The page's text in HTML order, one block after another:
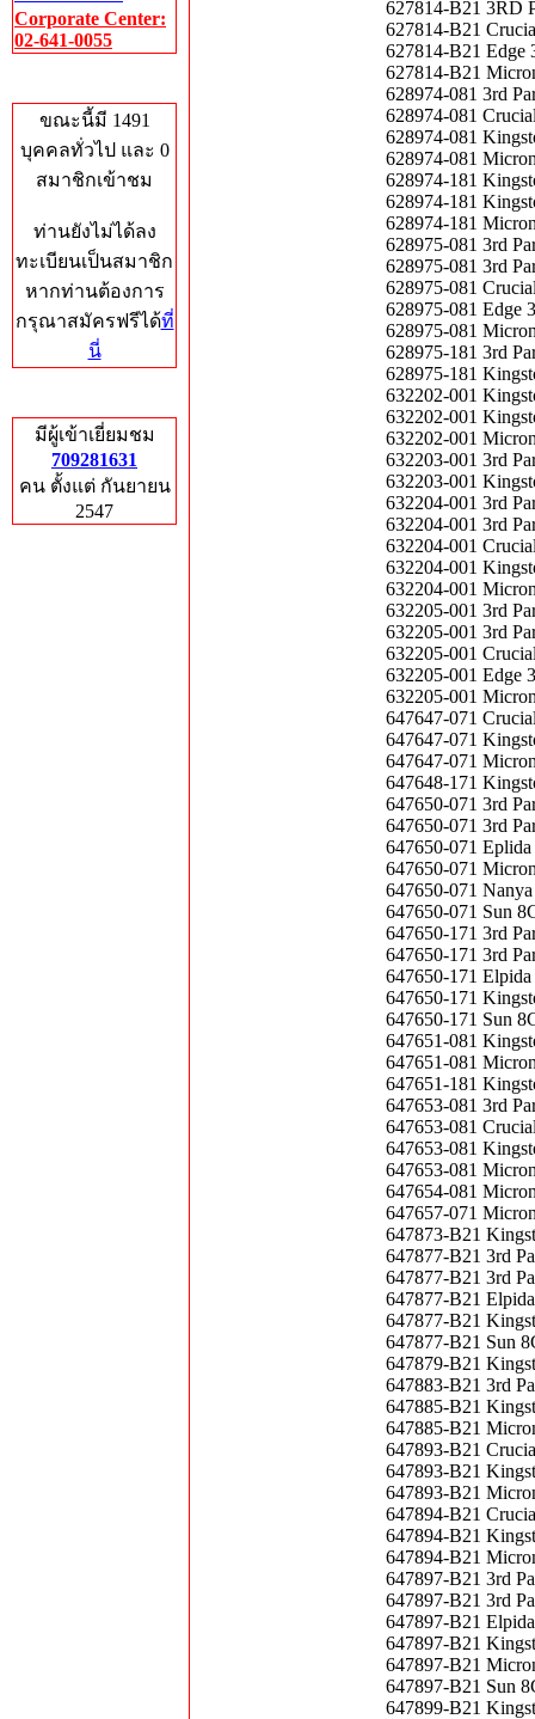
Corporate Center:
02-641-0055
ขณะนี้มี 1491
บุคคลทั่วไป และ 0
สมาชิกเข้าชม
ท่านยังไม่ได้ลง
ทะเบียนเป็นสมาชิก
หากท่านต้องการ
กรุณาสมัครฟรีได้ที่
นี่
มีผู้เข้าเยี่ยมชม
709281631
คน ตั้งแต่ กันยายน
2547
627814-B21 3RD
627814-B21
627814-B21 Edge
627814-B21
628974-081 3rd
628974-081
628974-081
628974-081
628974-181
628974-181
628974-181
628975-081 3rd
628975-081 3rd
628975-081
628975-081 Edge
628975-081
628975-181 3rd
628975-181
632202-001
632202-001
632202-001
632203-001 3rd
632203-001
632204-001 3rd
632204-001 3rd
632204-001
632204-001
632204-001
632205-001 3rd
632205-001 3rd
632205-001
632205-001 Edge
632205-001
647647-071
647647-071
647647-071
647648-171
647650-071 3rd
647650-071 3rd
647650-071
647650-071
647650-071
647650-071 Sun
647650-171 3rd
647650-171 3rd
647650-171
647650-171
647650-171 Sun
647651-081
647651-081
647651-181
647653-081 3rd
647653-081
647653-081
647653-081
647654-081
647657-071
647873-B21
647877-B21 3rd
647877-B21 3rd
647877-B21
647877-B21
647877-B21 Sun
647879-B21
647883-B21 3rd
647885-B21
647885-B21
647893-B21
647893-B21
647893-B21
647894-B21
647894-B21
647894-B21
647897-B21 3rd
647897-B21 3rd
647897-B21
647897-B21
647897-B21
647897-B21 Sun
647899-B21